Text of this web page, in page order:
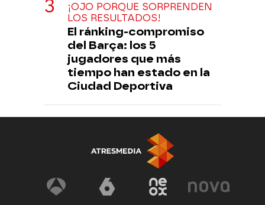
¡OJO PORQUE SORPRENDEN
LOS RESULTADOS!
El ránking-compromiso
del Barça: los 5
jugadores que más
tiempo han estado en la
Ciudad Deportiva